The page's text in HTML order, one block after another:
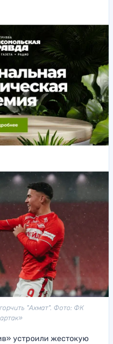
"Ахмат". Фото: ФК
устроили жестокую